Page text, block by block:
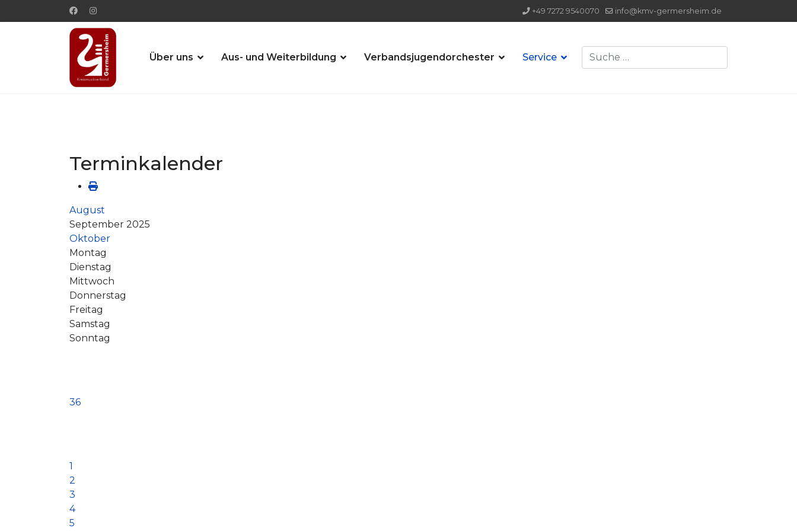
+49 7272 9540070 info@kmv-germersheim.de
Über uns Aus- und Weiterbildung Verbandsjugendorchester Service Suchen
Terminkalender
August
September 2025
Oktober
Montag
Dienstag
Mittwoch
Donnerstag
Freitag
Samstag
Sonntag
36
1
2
3
4
5